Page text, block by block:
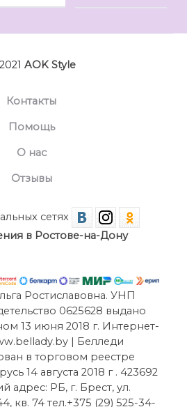
AOK Style
Контакты
Помощь
О нас
Отзывы
сетях
в Ростове-на-Дону
Ростиславовна. УНП
0625628 выдано
13 июня 2018 г. Интернет-
| Белледи
в торговом реестре
14 августа 2018 г . 423692
адрес: РБ, г. Брест, ул.
кв. 74 тел.+375 (29) 525-34-